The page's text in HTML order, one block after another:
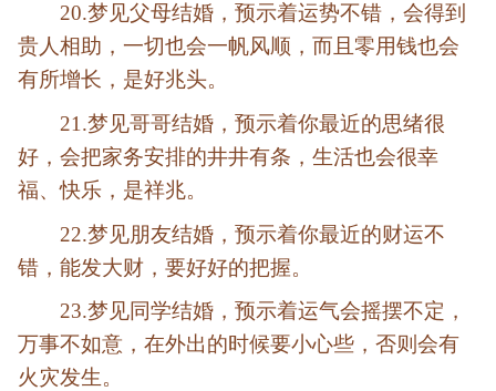
20.梦见父母结婚，预示着运势不错，会得到
贵人相助，一切也会一帆风顺，而且零用钱也会
有所增长，是好兆头。
21.梦见哥哥结婚，预示着你最近的思绪很
好，会把家务安排的井井有条，生活也会很幸
福、快乐，是祥兆。
22.梦见朋友结婚，预示着你最近的财运不
错，能发大财，要好好的把握。
23.梦见同学结婚，预示着运气会摇摆不定，
万事不如意，在外出的时候要小心些，否则会有
火灾发生。